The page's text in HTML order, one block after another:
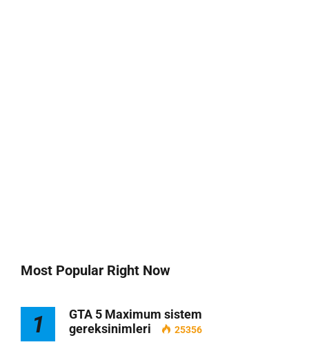
Most Popular Right Now
1
GTA 5 Maximum sistem
gereksinimleri
25356